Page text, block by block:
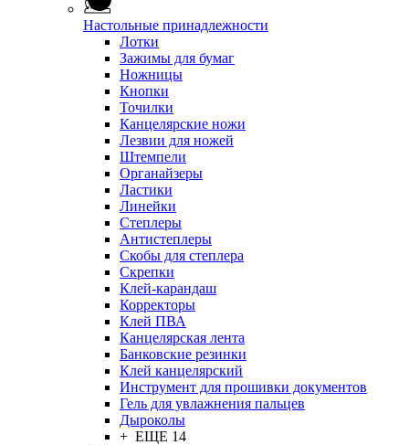
Настольные принадлежности
Лотки
Зажимы для бумаг
Ножницы
Кнопки
Точилки
Канцелярские ножи
Лезвии для ножей
Штемпели
Органайзеры
Ластики
Линейки
Степлеры
Антистеплеры
Скобы для степлера
Скрепки
Клей-карандаш
Корректоры
Клей ПВА
Канцелярская лента
Банковские резинки
Клей канцелярский
Инструмент для прошивки документов
Гель для увлажнения пальцев
Дыроколы
+ ЕЩЕ 14